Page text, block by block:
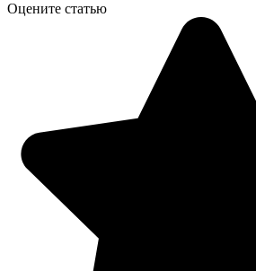
Оцените статью